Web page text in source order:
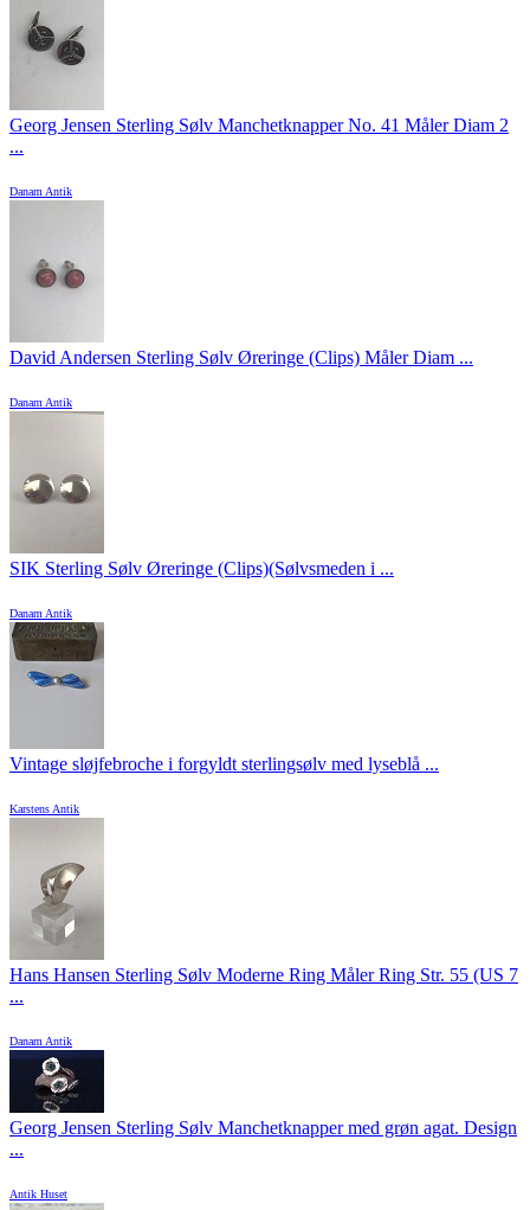
Georg Jensen Sterling Sølv Manchetknapper No. 41 Måler Diam 2
...
Danam Antik
David Andersen Sterling Sølv Øreringe (Clips) Måler Diam ...
Danam Antik
SIK Sterling Sølv Øreringe (Clips)(Sølvsmeden i ...
Danam Antik
Vintage sløjfebroche i forgyldt sterlingsølv med lyseblå ...
Karstens Antik
Hans Hansen Sterling Sølv Moderne Ring Måler Ring Str. 55 (US 7
...
Danam Antik
Georg Jensen Sterling Sølv Manchetknapper med grøn agat. Design
...
Antik Huset